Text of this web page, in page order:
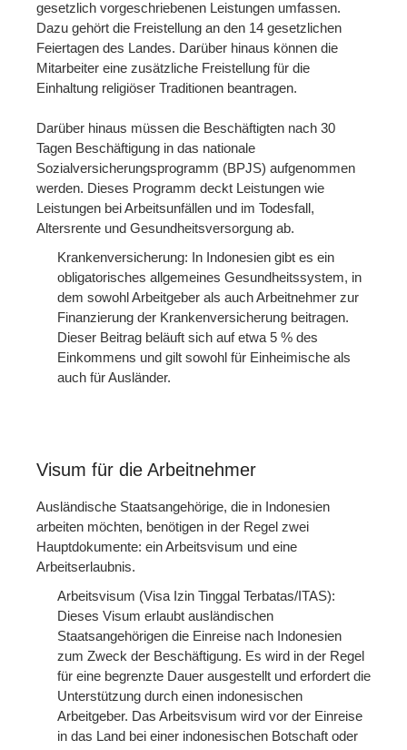
gesetzlich vorgeschriebenen Leistungen umfassen.
Dazu gehört die Freistellung an den 14 gesetzlichen
Feiertagen des Landes. Darüber hinaus können die
Mitarbeiter eine zusätzliche Freistellung für die
Einhaltung religiöser Traditionen beantragen.
Darüber hinaus müssen die Beschäftigten nach 30
Tagen Beschäftigung in das nationale
Sozialversicherungsprogramm (BPJS) aufgenommen
werden. Dieses Programm deckt Leistungen wie
Leistungen bei Arbeitsunfällen und im Todesfall,
Altersrente und Gesundheitsversorgung ab.
Krankenversicherung: In Indonesien gibt es ein
obligatorisches allgemeines Gesundheitssystem, in
dem sowohl Arbeitgeber als auch Arbeitnehmer zur
Finanzierung der Krankenversicherung beitragen.
Dieser Beitrag beläuft sich auf etwa 5 % des
Einkommens und gilt sowohl für Einheimische als
auch für Ausländer.
Visum für die Arbeitnehmer
Ausländische Staatsangehörige, die in Indonesien
arbeiten möchten, benötigen in der Regel zwei
Hauptdokumente: ein Arbeitsvisum und eine
Arbeitserlaubnis.
Arbeitsvisum (Visa Izin Tinggal Terbatas/ITAS):
Dieses Visum erlaubt ausländischen
Staatsangehörigen die Einreise nach Indonesien
zum Zweck der Beschäftigung. Es wird in der Regel
für eine begrenzte Dauer ausgestellt und erfordert die
Unterstützung durch einen indonesischen
Arbeitgeber. Das Arbeitsvisum wird vor der Einreise
in das Land bei einer indonesischen Botschaft oder